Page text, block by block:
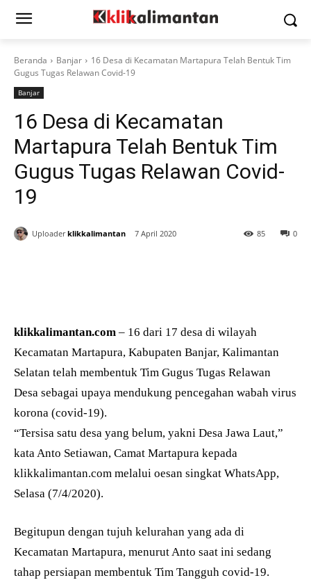
Beranda Banjar
16 Desa di Kecamatan Martapura Telah Bentuk Tim
Gugus Tugas Relawan Covid-19
Banjar
16 Desa di Kecamatan
Martapura Telah Bentuk Tim
Gugus Tugas Relawan Covid-
19
Uploader klikkalimantan 7 April 2020 0
85
klikkalimantan.com – 16 dari 17 desa di wilayah
Kecamatan Martapura, Kabupaten Banjar, Kalimantan
Selatan telah membentuk Tim Gugus Tugas Relawan
Desa sebagai upaya mendukung pencegahan wabah virus
korona (covid-19).
“Tersisa satu desa yang belum, yakni Desa Jawa Laut,”
kata Anto Setiawan, Camat Martapura kepada
klikkalimantan.com melalui oesan singkat WhatsApp,
Selasa (7/4/2020).
Begitupun dengan tujuh kelurahan yang ada di
Kecamatan Martapura, menurut Anto saat ini sedang
tahap persiapan membentuk Tim Tangguh covid-19.